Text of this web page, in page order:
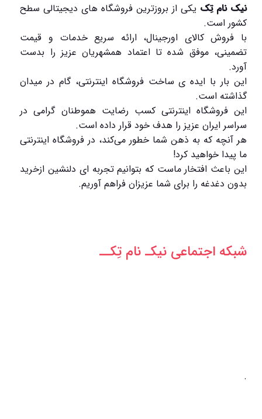
نیک نام تِک یکی از بروزترین فروشگاه های دیجیتالی سطح
کشور است.
با فروش کالای اورجینال، ارائه سریع خدمات و قیمت
تضمینی، موفق شده تا اعتماد همشهریان عزیز را بدست
آورد.
این بار با ایده ی ساخت فروشگاه اینترنتی، گام در میدان
گذاشته است.
این فروشگاه اینترنتی کسب رضایت هموطنان گرامی در
سراسر ایران عزیز را هدف خود قرار داده است.
هر آنچه که به ذهن شما خطور می‌کند، در فروشگاه اینترنتی
ما پیدا خواهید کرد!
این باعث افتخار ماست که بتوانیم تجربه ای دلنشین ازخرید
بدون دغدغه را برای شما عزیزان فراهم آوریم.
شبکه‌ اجتماعی نیکـ نام تِکــ
.